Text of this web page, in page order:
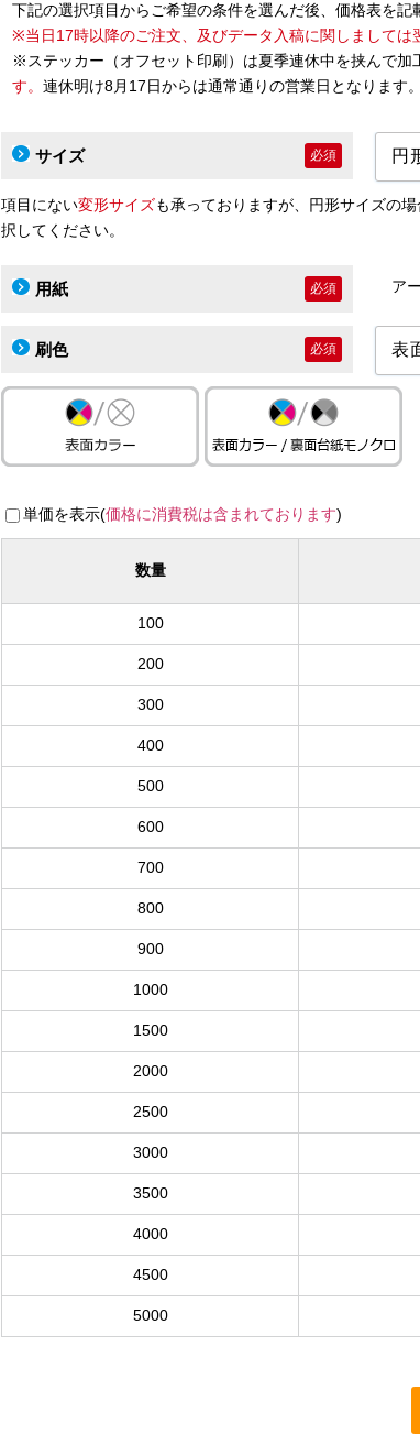
下記の選択項目からご希望の条件を選んだ後、価格表を
※当日17時以降のご注文、及びデータ入稿に関しましては
※ステッカー（オフセット印刷）は夏季連休中を挟んで加
す。 連休明け8月17日からは通常通りの営業日となります。
サイズ 必須
項目にない変形サイズも承っておりますが、円形サイズの
択してください。
用紙 必須 ア
刷色 必須
単価を表示(価格に消費税は含まれております)
数量
100
200
300
400
500
600
700
800
900
1000
1500
2000
2500
3000
3500
4000
4500
5000